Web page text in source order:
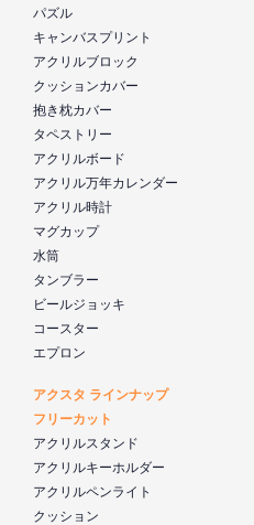
パズル
キャンバスプリント
アクリルブロック
クッションカバー
抱き枕カバー
タペストリー
アクリルボード
アクリル万年カレンダー
アクリル時計
マグカップ
水筒
タンブラー
ビールジョッキ
コースター
エプロン
アクスタ ラインナップ
フリーカット
アクリルスタンド
アクリルキーホルダー
アクリルペンライト
クッション